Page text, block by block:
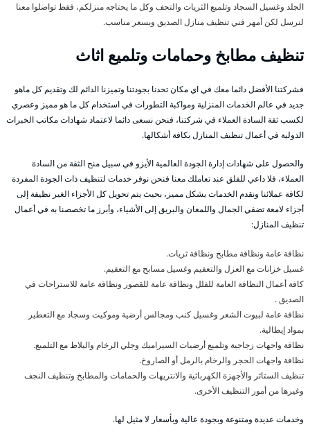
الجلد وغسيل السجاد وتلميع الثريات والتحف وكل ما يحتاجه منزلكم، فقط تواصلوا معنا
لنرسل لكن أمهر فني تنظيف منازل الصديق وبسعر مناسب.
تنظيف مطابخ وحمامات وتلميع اثاث
فشركتنا الأفضل دائما معك في اي مكان تحدنا بجودتنا وتميزنا الدائم لك وتقديم كل ماهو
جديد في عالم الخدمات المنزلية ومواكبة التطورات في استخدام كل ما هو مميز وعصري
لكسب ثقة السادة العملاء في شركتنا، فنحن نسعى دائما لاعتماد شهادات مكاتب الخبرات
الدولية في أعمال تنظيف المنازل بكافة أشكالها.
والحصول على شهادات إدارة الجودة العالمية الأيزو في سبيل منح الثقة من السادة
العملاء، فلا داعي للقلق عند تعاملك معنا فنحن نوفر خدمات لتنظيف ذات الجودة المفردة
لكافة عملائنا ونقدم الخدمات بشكل مميز، بحيث يتم تحويل كل الأجزاء الغير نظيفة إلى
أجزاء لامعة تضفي الجمال واللمعان والبريق إلى الأشياء، وأبرز ما تخصصنا به في أعمال
تنظيف المنازل:
نظافة عامة ونظافة مطابخ ونظافة ثريات.
غسيل خزانات مع العزل والتعقيم وغسيل مسابح مع التعقيم.
كافة أعمال النظافة العامة للفلل ونظافة عامة للقصور ونظافة عامة للاستراحات في
الصديق .
نظافة عامة لبيوت الشعر وغسيل كنب ومجالس أرضية وموكيت وسجاد مع التعطير
بمواد إيطالية.
نظافة واجهات زجاجية وتلميع أرضيات السيراميك وجلي الرخام والبلاط مع التلميع.
نظافة واجهات الحجر والرخام بالرمل أو الصاروخ.
تنظيف الستائر والأجهزة الكهربائية والانتريهات والحمامات والمطابخ وتنظيف النجف
وغيرها من أمور التنظيف الأخرى.
وخدمات عديدة ومتنوعة وبجودة عالية وبأسعار لا مثيل لها.